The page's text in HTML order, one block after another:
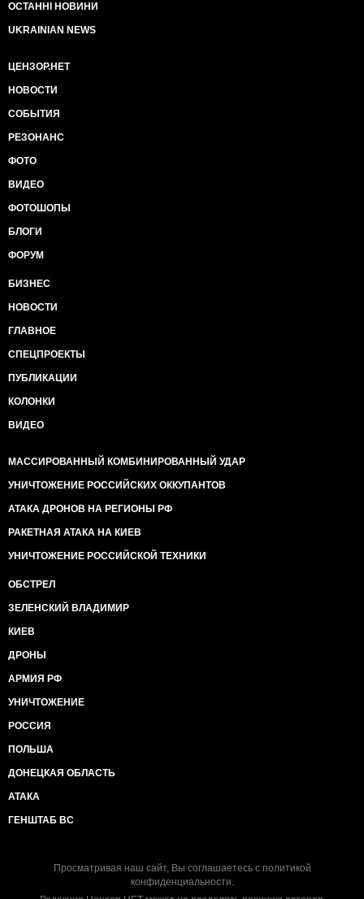
ОСТАННІ НОВИНИ
UKRAINIAN NEWS
ЦЕНЗОР.НЕТ
НОВОСТИ
СОБЫТИЯ
РЕЗОНАНС
ФОТО
ВИДЕО
ФОТОШОПЫ
БЛОГИ
ФОРУМ
БИЗНЕС
НОВОСТИ
ГЛАВНОЕ
СПЕЦПРОЕКТЫ
ПУБЛИКАЦИИ
КОЛОНКИ
ВИДЕО
МАССИРОВАННЫЙ КОМБИНИРОВАННЫЙ УДАР
УНИЧТОЖЕНИЕ РОССИЙСКИХ ОККУПАНТОВ
АТАКА ДРОНОВ НА РЕГИОНЫ РФ
РАКЕТНАЯ АТАКА НА КИЕВ
УНИЧТОЖЕНИЕ РОССИЙСКОЙ ТЕХНИКИ
ОБСТРЕЛ
ЗЕЛЕНСКИЙ ВЛАДИМИР
КИЕВ
ДРОНЫ
АРМИЯ РФ
УНИЧТОЖЕНИЕ
РОССИЯ
ПОЛЬША
ДОНЕЦКАЯ ОБЛАСТЬ
АТАКА
ГЕНШТАБ ВС
Просматривая наш сайт, Вы соглашаетесь с политикой
конфиденциальности.